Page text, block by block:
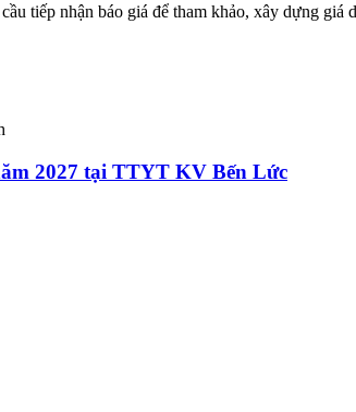
tiếp nhận báo giá để tham khảo, xây dựng giá
2027 tại TTYT KV Bến Lức